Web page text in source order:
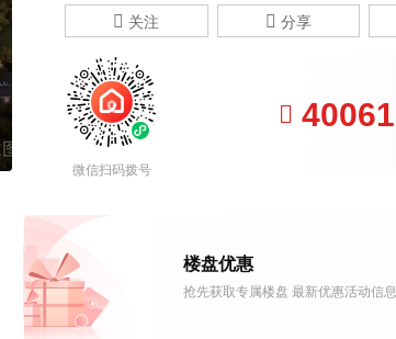
 关注  分享
微信扫码拨号

楼盘优惠
抢先获取专属楼盘 最新优惠活动信